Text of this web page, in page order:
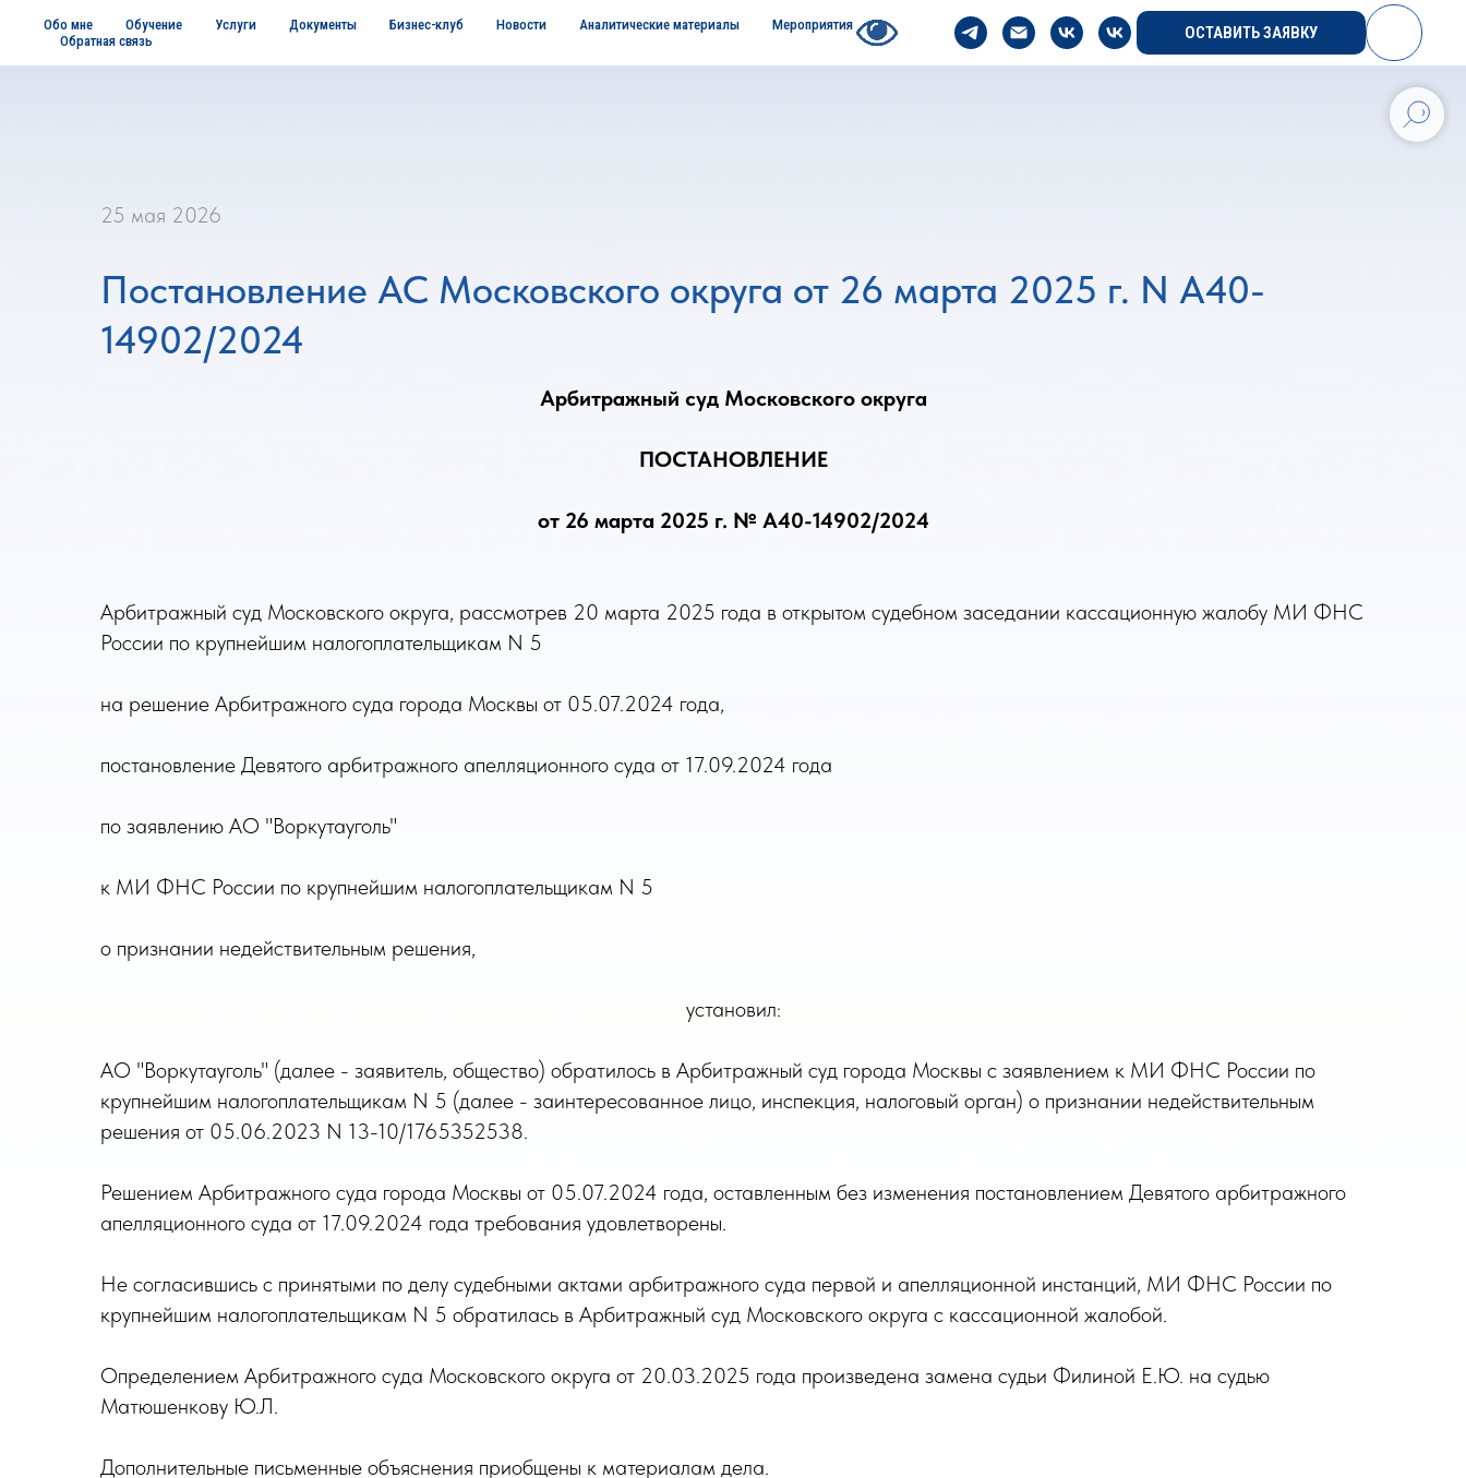
Обо мне Обучение Услуги Документы Бизнес-клуб Новости Аналитические материалы
Мероприятия
Обратная связь
ОСТАВИТЬ ЗАЯВКУ
25 мая 2026
Постановление АС Московского округа от 26 марта 2025 г. N А40-
14902/2024
Арбитражный суд Московского округа
ПОСТАНОВЛЕНИЕ
от 26 марта 2025 г. № А40-14902/2024
Арбитражный суд Московского округа, рассмотрев 20 марта 2025 года в открытом судебном заседании кассационную жалобу МИ ФНС
России по крупнейшим налогоплательщикам N 5
на решение Арбитражного суда города Москвы от 05.07.2024 года,
постановление Девятого арбитражного апелляционного суда от 17.09.2024 года
по заявлению АО "Воркутауголь"
к МИ ФНС России по крупнейшим налогоплательщикам N 5
о признании недействительным решения,
установил:
АО "Воркутауголь" (далее - заявитель, общество) обратилось в Арбитражный суд города Москвы с заявлением к МИ ФНС России по
крупнейшим налогоплательщикам N 5 (далее - заинтересованное лицо, инспекция, налоговый орган) о признании недействительным
решения от 05.06.2023 N 13-10/1765352538.
Решением Арбитражного суда города Москвы от 05.07.2024 года, оставленным без изменения постановлением Девятого арбитражного
апелляционного суда от 17.09.2024 года требования удовлетворены.
Не согласившись с принятыми по делу судебными актами арбитражного суда первой и апелляционной инстанций, МИ ФНС России по
крупнейшим налогоплательщикам N 5 обратилась в Арбитражный суд Московского округа с кассационной жалобой.
Определением Арбитражного суда Московского округа от 20.03.2025 года произведена замена судьи Филиной Е.Ю. на судью
Матюшенкову Ю.Л.
Дополнительные письменные объяснения приобщены к материалам дела.